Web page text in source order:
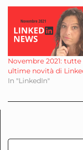
Novembre 2021: tutte
ultime novità di
In "LinkedIn"